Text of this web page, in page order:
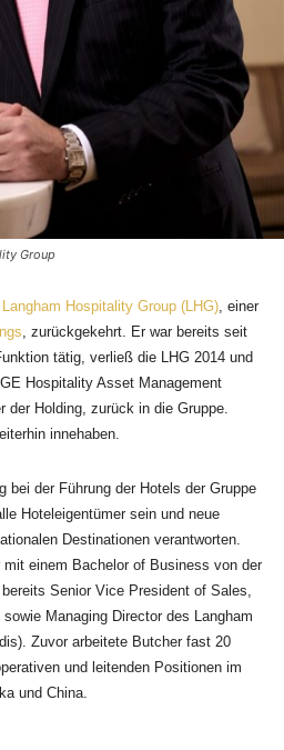
Group
Langham Hospitality Group (LHG) , einer
, zurückgekehrt. Er war bereits seit
tätig, verließ die LHG 2014 und
Hospitality Asset Management
der Holding, zurück in die Gruppe.
innehaben.
bei der Führung der Hotels der Gruppe
Hoteleigentümer sein und neue
Destinationen verantworten.
einem Bachelor of Business von der
Senior Vice President of Sales,
Managing Director des Langham
Zuvor arbeitete Butcher fast 20
und leitenden Positionen im
und China.